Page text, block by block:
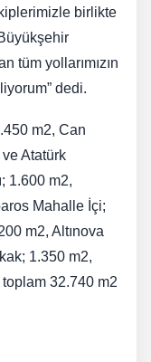
birlikte
tüm yollarımızın
dedi.
m2, Can
Atatürk
1.600 m2,
Mahalle İçi;
m2, Altınova
1.350 m2,
32.740 m2